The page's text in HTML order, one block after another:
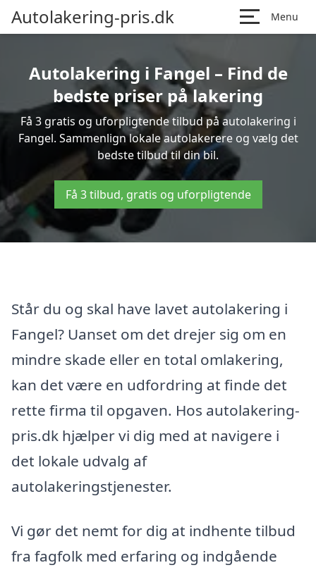
Autolakering-pris.dk Menu
Autolakering i Fangel – Find de
bedste priser på lakering
Få 3 gratis og uforpligtende tilbud på autolakering i
Fangel. Sammenlign lokale autolakerere og vælg det
bedste tilbud til din bil.
Få 3 tilbud, gratis og uforpligtende
Står du og skal have lavet autolakering i
Fangel? Uanset om det drejer sig om en
mindre skade eller en total omlakering,
kan det være en udfordring at finde det
rette firma til opgaven. Hos autolakering-
pris.dk hjælper vi dig med at navigere i
det lokale udvalg af
autolakeringstjenester.
Vi gør det nemt for dig at indhente tilbud
fra fagfolk med erfaring og indgående